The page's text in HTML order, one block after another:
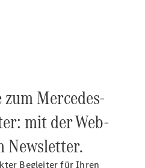
–
Mercedes-
mit der Web-
Newsletter.
Begleiter für Ihren